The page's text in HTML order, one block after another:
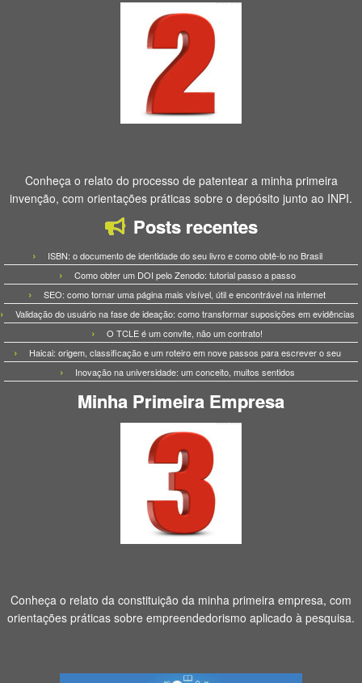
Conheça o relato do processo de patentear a minha primeira
invenção, com orientações práticas sobre o depósito junto ao INPI.
Posts recentes
ISBN: o documento de identidade do seu livro e como obtê-lo no Brasil
Como obter um DOI pelo Zenodo: tutorial passo a passo
SEO: como tornar uma página mais visível, útil e encontrável na internet
Validação do usuário na fase de ideação: como transformar suposições em evidências
O TCLE é um convite, não um contrato!
Haicai: origem, classificação e um roteiro em nove passos para escrever o seu
Inovação na universidade: um conceito, muitos sentidos
Minha Primeira Empresa
Conheça o relato da constituição da minha primeira empresa, com
orientações práticas sobre empreendedorismo aplicado à pesquisa.